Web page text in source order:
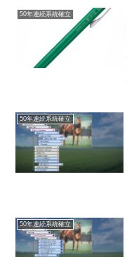
50年連続系統確立
50年連続系統確立
50年連続系統確立